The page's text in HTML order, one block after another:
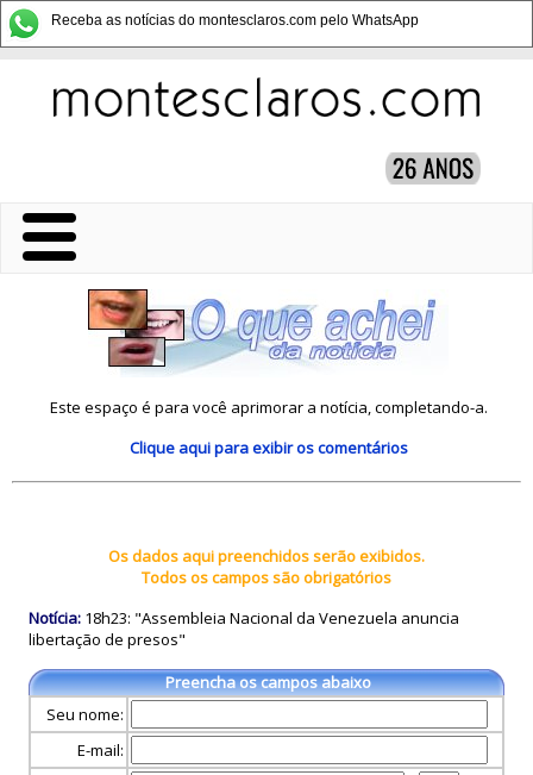
Receba as notícias do montesclaros.com pelo WhatsApp
Este espaço é para você aprimorar a notícia, completando-a.
Clique aquipara exibir os comentários
Os dados aqui preenchidos serão exibidos.
Todos os campos são obrigatórios
Notícia: 18h23: "Assembleia Nacional da Venezuela anuncia
libertação de presos"
Preencha os campos abaixo
Seu nome:
E-mail: